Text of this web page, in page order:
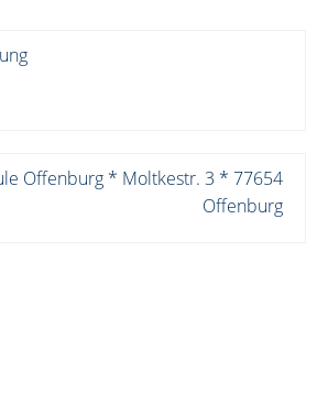
Offenburg * Moltkestr. 3 * 77654
Offenburg